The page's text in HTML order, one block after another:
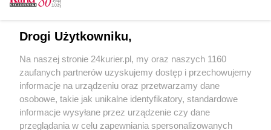
Rusza kolejna edycja budżetu obywatelskiego w
Mieszkańcy Polic wybrali. To zrealizują z
budżetu obywatelskiego
Mieszkańcy już zagłosowali
POGODA
Drogi Użytkowniku,
Na naszej stronie 24kurier.pl, my oraz naszych 1160
zaufanych partnerów uzyskujemy dostęp i przechowujemy
informacje na urządzeniu oraz przetwarzamy dane
osobowe, takie jak unikalne identyfikatory, standardowe
informacje wysyłane przez urządzenie czy dane
przeglądania w celu zapewniania spersonalizowanych